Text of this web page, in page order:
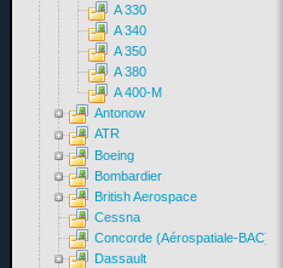
A 330
A 340
A 350
A 380
A 400-M
Antonow
ATR
Boeing
Bombardier
British Aerospace
Cessna
Concorde (Aérospatiale-BAC)
Dassault